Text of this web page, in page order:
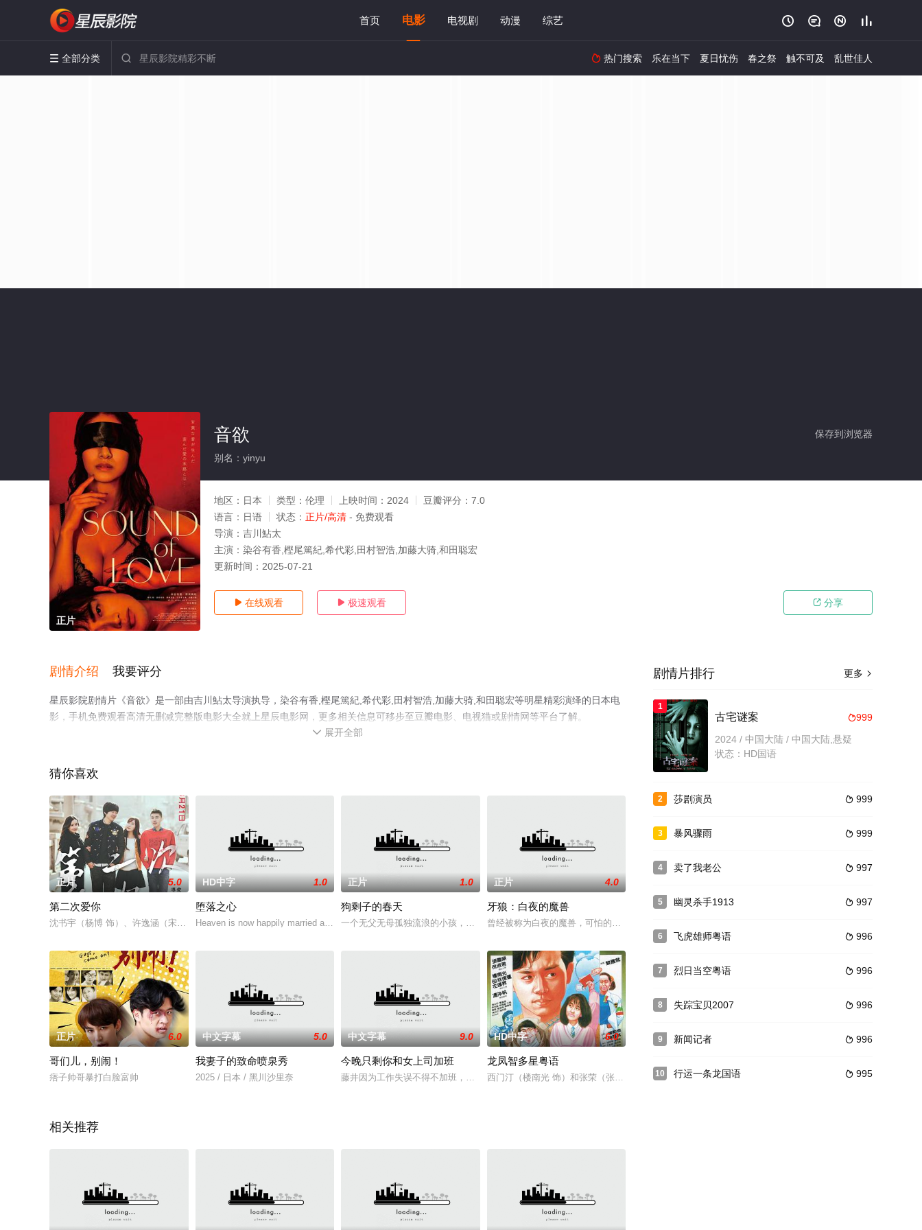
首页 电影 电视剧 动漫 综艺    
 全部分类   热门搜索 乐在当下 夏日忧伤 春之祭 触不可及 乱世佳人
正片
保存到浏览器
音欲
别名：yinyu
地区： 日本 类型： 伦理 上映时间： 2024 豆瓣评分： 7.0
语言： 日语 状态： 正片/高清 - 免费观看
导演： 吉川鮎太
主演： 染谷有香,樫尾篤紀,希代彩,田村智浩,加藤大骑,和田聪宏
更新时间： 2025-07-21
 在线观看  极速观看  分享
剧情介绍 我要评分
星辰影院剧情片《音欲》是一部由吉川鮎太导演执导，染谷有香,樫尾篤紀,希代彩,田村智浩,加藤大骑,和田聪宏等明星精彩演绎的日本电
影，手机免费观看高清无删减完整版电影大全就上星辰电影网，更多相关信息可移步至豆瓣电影、电视猫或剧情网等平台了解。
 展开全部
猜你喜欢
正片 5.0
第二次爱你
沈书宇（杨博 饰）、许逸涵（宋佳霓 饰）和黄仁（周鑫洋 饰）是大学时代的同窗兼好友
HD中字 1.0
堕落之心
Heaven is now happily married and ready t
正片 1.0
狗剩子的春天
一个无父无母孤独流浪的小孩，为了吃一顿饱饭，饥寒交迫之时看上了小狗的口粮吃个精光。
正片 4.0
牙狼：白夜的魔兽
曾经被称为白夜的魔兽，可怕的最强霍拉--雷丘列斯复活了。魔戒骑士钢牙在和霍拉的战斗
正片 6.0
哥们儿，别闹！
痞子帅哥暴打白脸富帅
中文字幕 5.0
我妻子的致命喷泉秀
2025 / 日本 / 黑川沙里奈
中文字幕 9.0
今晚只剩你和女上司加班
藤井因为工作失误不得不加班，结果留下来检查藤井的工作。然而，工作似乎遥遥无期，办公
HD中字 6.0
龙凤智多星粤语
西门汀（楼南光 饰）和张荣（张国荣 饰）是同行，两人不打不相识，之后成为了好友。一
相关推荐
更多 
剧情片排行
1
999
古宅谜案
2024 / 中国大陆 / 中国大陆,悬疑
状态：HD国语
2  999
莎剧演员
3  999
暴风骤雨
4  997
卖了我老公
5  997
幽灵杀手1913
6  996
飞虎雄师粤语
7  996
烈日当空粤语
8  996
失踪宝贝2007
9  996
新闻记者
10  995
行运一条龙国语